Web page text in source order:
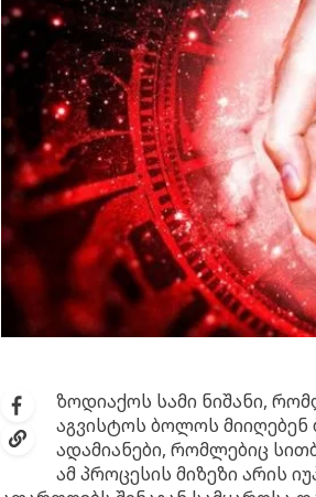
ზოდიაქოს სამი ნიშანი,
აგვისტოს ბოლოს მიიღებენ
ადამიანები, რომლებიც
ამ პროცესის მიზეზი არის